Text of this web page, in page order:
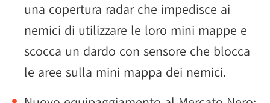
una copertura radar che impedisce ai
nemici di utilizzare le loro mini mappe e
scocca un dardo con sensore che blocca
le aree sulla mini mappa dei nemici.